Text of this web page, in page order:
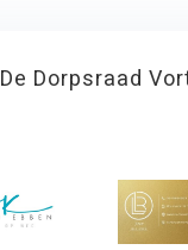
De Dorpsraad